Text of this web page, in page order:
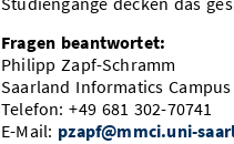
Fragen beantwortet:
Philipp Zapf-Schramm
Saarland Informatics Campus
Telefon: +49 681 302-70741
E-Mail: pzapf@mmci.uni-